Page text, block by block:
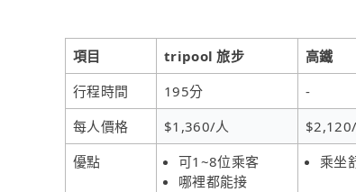
項目 tripool 旅步 高鐵
行程時間
195分 -
每人價格
$1,360/人
優點
可1~8位乘客
哪裡都能接
乘坐